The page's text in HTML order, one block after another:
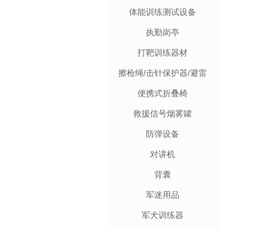
体能训练测试设备
执勤岗亭
打靶训练器材
擦枪绳/击针保护器/避雷
针
便携式折叠椅
救援信号烟雾罐
防弹设备
对讲机
背囊
军迷用品
军犬训练器